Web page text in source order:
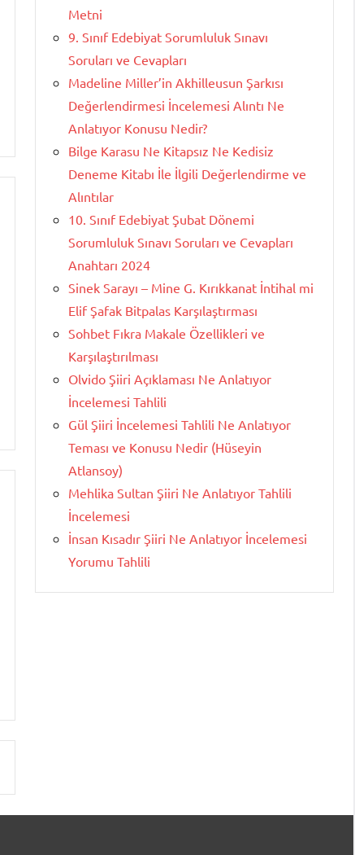
Metni
9. Sınıf Edebiyat Sorumluluk Sınavı
Soruları ve Cevapları
Madeline Miller’in Akhilleusun Şarkısı
Değerlendirmesi İncelemesi Alıntı Ne
Anlatıyor Konusu Nedir?
Bilge Karasu Ne Kitapsız Ne Kedisiz
Deneme Kitabı İle İlgili Değerlendirme ve
Alıntılar
10. Sınıf Edebiyat Şubat Dönemi
Sorumluluk Sınavı Soruları ve Cevapları
Anahtarı 2024
Sinek Sarayı – Mine G. Kırıkkanat İntihal mi
Elif Şafak Bitpalas Karşılaştırması
Sohbet Fıkra Makale Özellikleri ve
Karşılaştırılması
Olvido Şiiri Açıklaması Ne Anlatıyor
İncelemesi Tahlili
Gül Şiiri İncelemesi Tahlili Ne Anlatıyor
Teması ve Konusu Nedir (Hüseyin
Atlansoy)
Mehlika Sultan Şiiri Ne Anlatıyor Tahlili
İncelemesi
İnsan Kısadır Şiiri Ne Anlatıyor İncelemesi
Yorumu Tahlili